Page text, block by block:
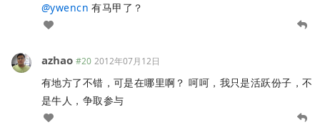
@ywencn 有马甲了？
azhao #20 2012年07月12日
有地方了不错，可是在哪里啊？ 呵呵，我只是活跃份子，不
是牛人，争取参与